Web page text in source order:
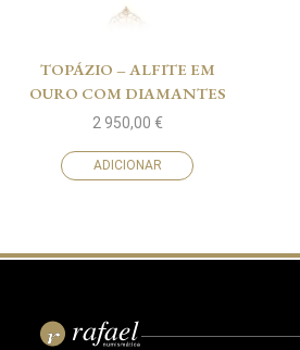
TOPÁZIO – ALFITE EM
OURO COM DIAMANTES
2 950,00 €
ADICIONAR